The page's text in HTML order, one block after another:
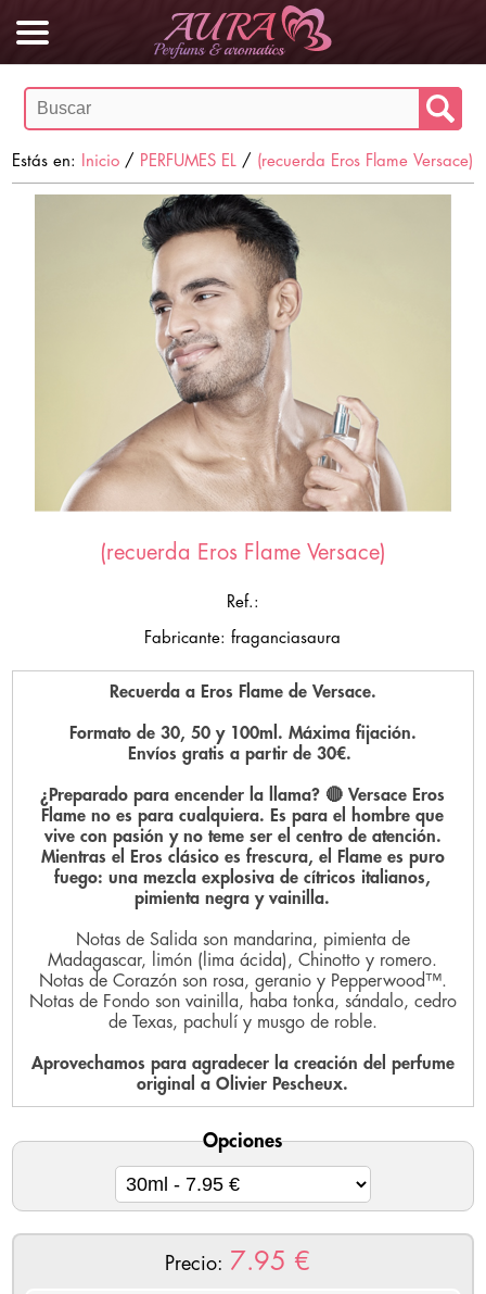
Estás en: Inicio / PERFUMES EL / (recuerda Eros Flame Versace)
(recuerda Eros Flame Versace)
Ref.:
Fabricante: fraganciasaura
Recuerda a Eros Flame de Versace.
Formato de 30, 50 y 100ml. Máxima fijación.
Envíos gratis a partir de 30€.
¿Preparado para encender la llama? 🔴Versace Eros
Flame no es para cualquiera. Es para el hombre que
vive con pasión y no teme ser el centro de atención.
Mientras el Eros clásico es frescura, el
Flamees puro
fuego: una mezcla explosiva de cítricos italianos,
pimienta negra y vainilla.
Notas de Salida son mandarina, pimienta de
Madagascar, limón (lima ácida), Chinotto y romero.
Notas de Corazón son rosa, geranio y Pepperwood™.
Notas de Fondo son vainilla, haba tonka, sándalo, cedro
de Texas, pachulí y musgo de roble.
Aprovechamos para agradecer la creación del perfume
original a Olivier Pescheux.
Opciones
Precio: 7.95 €